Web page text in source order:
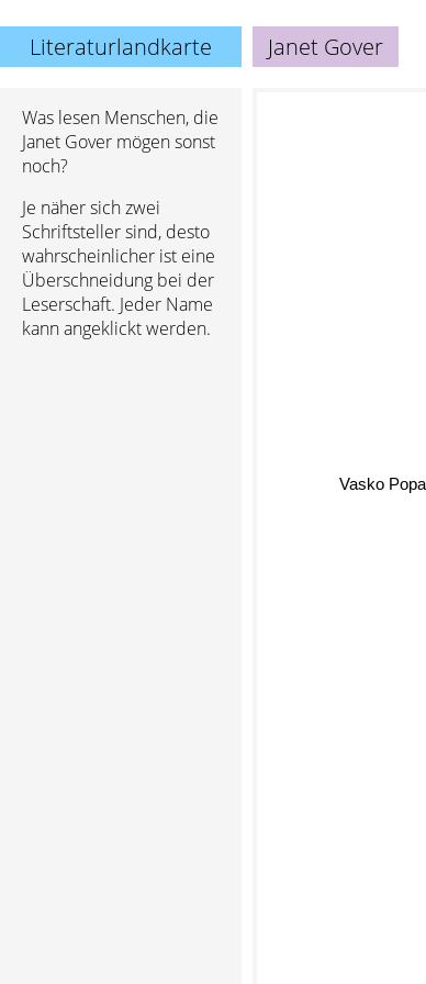
Literaturlandkarte Janet Gover
Was lesen Menschen, die
Janet Gover mögen sonst
noch?
Je näher sich zwei
Schriftsteller sind, desto
wahrscheinlicher ist eine
Überschneidung bei der
Leserschaft. Jeder Name
kann angeklickt werden.
Vasko Popa